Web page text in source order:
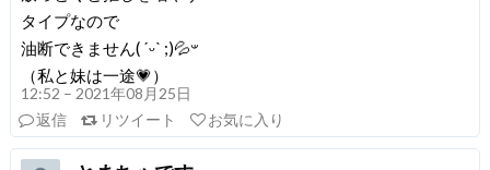
タイプなので
油断できません( ˊᵕˋ ;)💦𐤔
（私と妹は一途💗）
12:52 – 2021年08月25日
返信
リツイート お気に入り